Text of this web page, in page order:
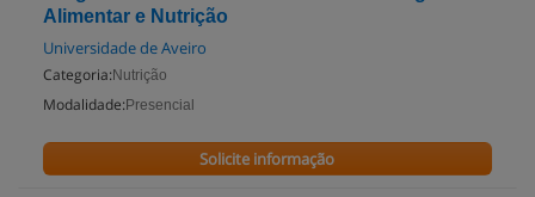
Alimentar e Nutrição
Universidade de Aveiro
Categoria: Nutrição
Modalidade: Presencial
Solicite informação